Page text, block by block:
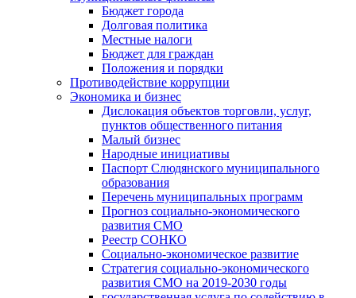
Бюджет города
Долговая политика
Местные налоги
Бюджет для граждан
Положения и порядки
Противодействие коррупции
Экономика и бизнес
Дислокация объектов торговли, услуг,
пунктов общественного питания
Малый бизнес
Народные инициативы
Паспорт Слюдянского муниципального
образования
Перечень муниципальных программ
Прогноз социально-экономического
развития СМО
Реестр СОНКО
Социально-экономическое развитие
Стратегия социально-экономического
развития СМО на 2019-2030 годы